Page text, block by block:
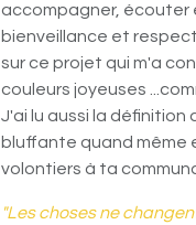
accompagner, écouter
bienveillance et
sur ce projet qui m'a
couleurs joyeuses
J'ai lu aussi la définition
bluffante quand même
volontiers à ta
"Les choses ne